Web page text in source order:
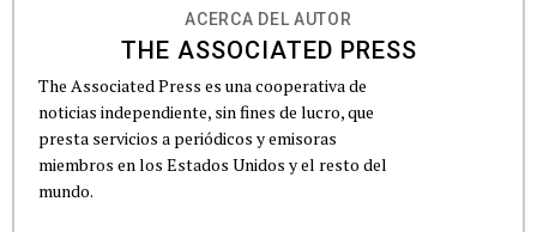
ACERCA DEL AUTOR
THE ASSOCIATED PRESS
The Associated Press es una cooperativa de
noticias independiente, sin fines de lucro, que
presta servicios a periódicos y emisoras
miembros en los Estados Unidos y el resto del
mundo.